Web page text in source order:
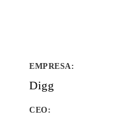
EMPRESA:
Digg
CEO: